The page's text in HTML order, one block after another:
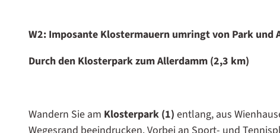
W2: Imposante Klostermauern umringt von Park und
Durch den Klosterpark zum Allerdamm (2,3 km)
Wandern Sie am Klosterpark (1) entlang, aus